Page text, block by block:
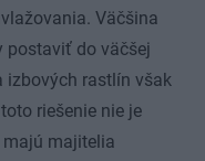
Väčšina
postaviť do väčšej
izbových rastlín však
riešenie nie je
majú majitelia